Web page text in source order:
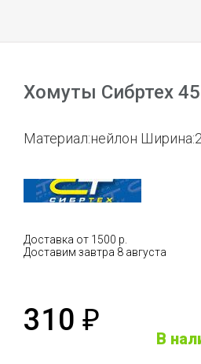
Хомуты Сибртех
Материал:нейлон
Доставка от 1500 р.
Доставим завтра 8 августа
310 ₽
В